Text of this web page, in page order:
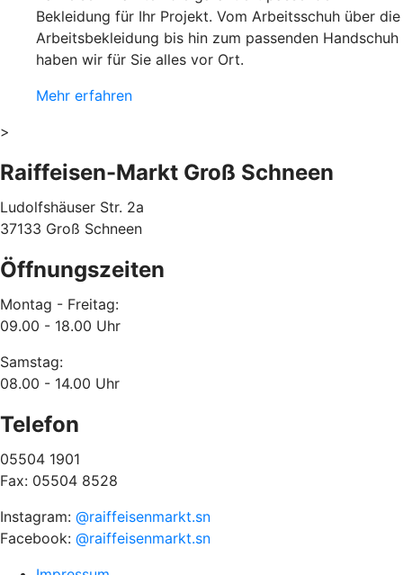
Bekleidung für Ihr Projekt. Vom Arbeitsschuh über die
Arbeitsbekleidung bis hin zum passenden Handschuh
haben wir für Sie alles vor Ort.
Mehr erfahren
>
Raiffeisen-Markt Groß Schneen
Ludolfshäuser Str. 2a
37133 Groß Schneen
Öffnungszeiten
Montag - Freitag:
09.00 - 18.00 Uhr
Samstag:
08.00 - 14.00 Uhr
Telefon
05504 1901
Fax: 05504 8528
Instagram: @raiffeisenmarkt.sn
Facebook: @raiffeisenmarkt.sn